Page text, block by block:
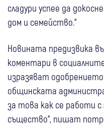
сладури успее да
дом и семейство.“
Новината предизвика
коментари в
изразяват одобрението
общинската
за това как се работи с
същество“, пишат